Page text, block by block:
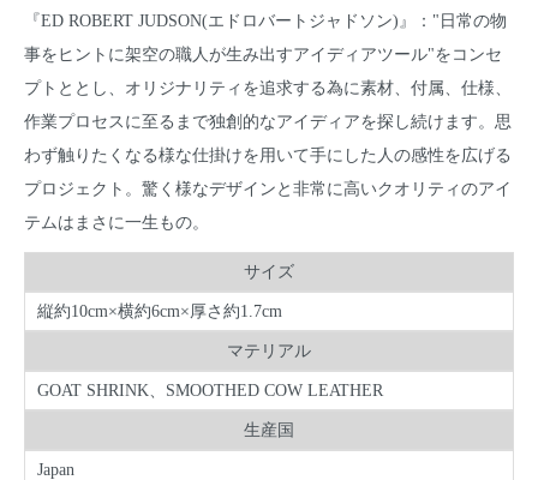
『ED ROBERT JUDSON(エドロバートジャドソン)』："日常の物
事をヒントに架空の職人が生み出すアイディアツール"をコンセ
プトととし、オリジナリティを追求する為に素材、付属、仕様、
作業プロセスに至るまで独創的なアイディアを探し続けます。思
わず触りたくなる様な仕掛けを用いて手にした人の感性を広げる
プロジェクト。驚く様なデザインと非常に高いクオリティのアイ
テムはまさに一生もの。
サイズ
縦約10cm×横約6cm×厚さ約1.7cm
マテリアル
GOAT SHRINK、SMOOTHED COW LEATHER
生産国
Japan